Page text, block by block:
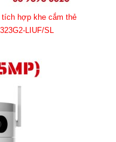
tích hợp khe cắm thẻ
LIUF/SL